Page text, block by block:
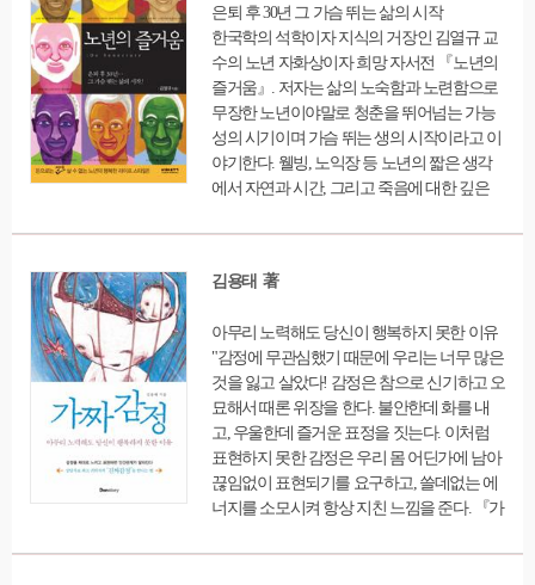
랫동안 알고 지낸 심리상담가와 이야기를 하
는 듯한 재미를 더한다. 이를 통해 독자들이
스스로를 너그럽고 관대하게 대할 수 있도록
이끌어준다.
다고 주장한다. 다양한 사례를 통해 부부살이
의 문제와 해법을 찾아보고 있다.
은퇴 후 30년 그 가슴 뛰는 삶의 시작
한국학의 석학이자 지식의 거장인 김열규 교
수의 노년 자화상이자 희망 자서전 『노년의
즐거움』. 저자는 삶의 노숙함과 노련함으로
무장한 노년이야말로 청춘을 뛰어넘는 가능
성의 시기이며 가슴 뛰는 생의 시작이라고 이
야기한다. 웰빙, 노익장 등 노년의 짧은 생각
에서 자연과 시간, 그리고 죽음에 대한 깊은
로운 삶을 사는 이들에게 희망찬 메세지를 전
굴을 하고 있을까? 노년의 삶은 지성과 정신
원숙해지고 지식이 완숙해지는 노년이야말
로 인생 최고의 황금기이며 노익장을 과시할
수 있는 황홀한 시기이다. 노년이란 생의 마무
리가 아닌 새로운 시작이고, 불안과 우울이 아
닌 희망으로 삶의 방향을 바꾸어야 한다. 한
평생을 90년이라 한다면, 3분의 1인 노년의 시
기에 가장 중요한 것은 교양을 쌓으며 정신과
마음을 다스리는 것이다. 노년에는 '삶이 완벽
김용태 著
아무리 노력해도 당신이 행복하지 못한 이유
"감정에 무관심했기 때문에 우리는 너무 많은
것을 잃고 살았다! 감정은 참으로 신기하고 오
묘해서 때론 위장을 한다. 불안한데 화를 내
고, 우울한데 즐거운 표정을 짓는다. 이처럼
표현하지 못한 감정은 우리 몸 어딘가에 남아
끊임없이 표현되기를 요구하고, 쓸데없는 에
너지를 소모시켜 항상 지친 느낌을 준다. 『가
왜 중요한지, 어떻게 감정조절을 할 것인지를